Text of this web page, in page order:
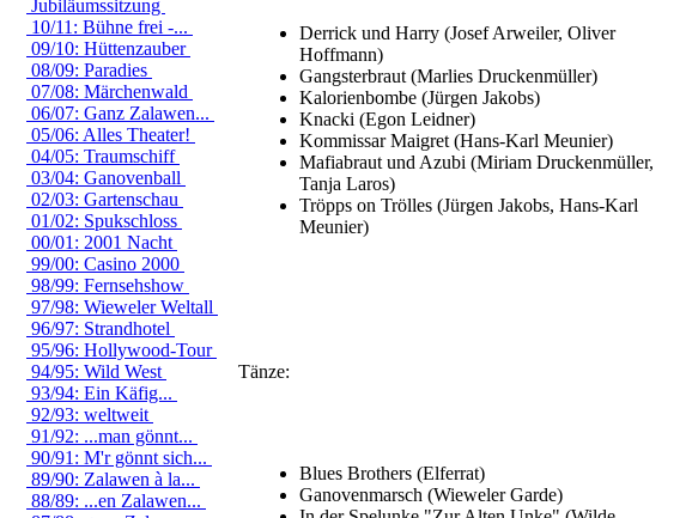
Jubiläumssitzung
10/11: Bühne frei -...
09/10: Hüttenzauber
08/09: Paradies
07/08: Märchenwald
06/07: Ganz Zalawen...
05/06: Alles Theater!
04/05: Traumschiff
03/04: Ganovenball
02/03: Gartenschau
01/02: Spukschloss
00/01: 2001 Nacht
99/00: Casino 2000
98/99: Fernsehshow
97/98: Wieweler Weltall
96/97: Strandhotel
95/96: Hollywood-Tour
94/95: Wild West
93/94: Ein Käfig...
92/93: weltweit
91/92: ...man gönnt...
90/91: M'r gönnt sich...
89/90: Zalawen à la...
88/89: ...en Zalawen...
Derrick und Harry (Josef Arweiler, Oliver
Hoffmann)
Gangsterbraut (Marlies Druckenmüller)
Kalorienbombe (Jürgen Jakobs)
Knacki (Egon Leidner)
Kommissar Maigret (Hans-Karl Meunier)
Mafiabraut und Azubi (Miriam Druckenmüller,
Tanja Laros)
Tröpps on Trölles (Jürgen Jakobs, Hans-Karl
Meunier)
Tänze:
Blues Brothers (Elferrat)
Ganovenmarsch (Wieweler Garde)